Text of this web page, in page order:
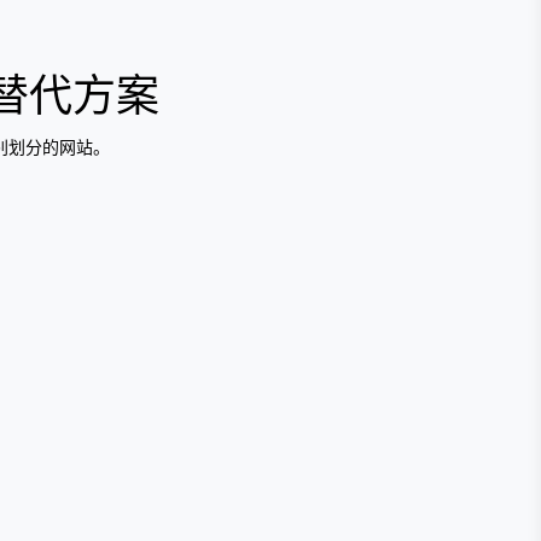
代方案
分的网站。